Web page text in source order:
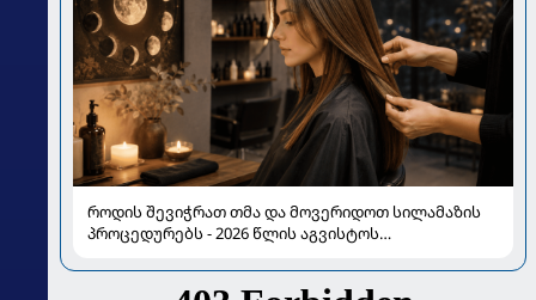
როდის შევიჭრათ თმა და მოვერიდოთ სილამაზის
პროცედურებს - 2026 წლის აგვისტოს